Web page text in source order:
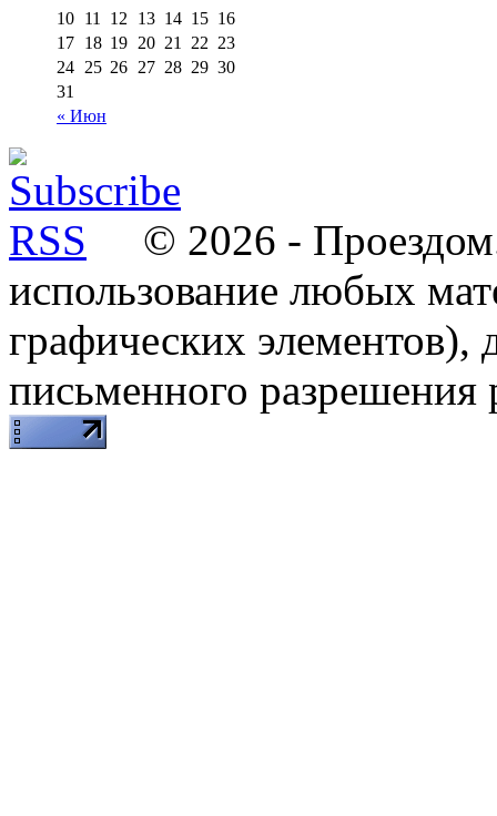
« Июн
10 11 12 13 14 15 16
17 18 19 20 21 22 23
24 25 26 27 28 29 30
31
© 2026 -
использование любых
графических элементов),
письменного разрешения